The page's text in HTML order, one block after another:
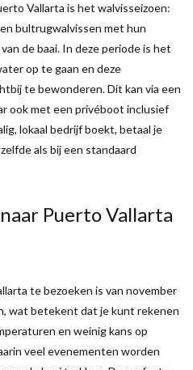
Vallarta is het walvisseizoen:
bultrugwalvissen met hun
de baai. In deze periode is het
op te gaan en deze
te bewonderen. Dit kan via een
ook met een privéboot inclusief
lokaal bedrijf boekt, betaal je
als bij een standaard
Puerto Vallarta
te bezoeken is van november
wat betekent dat je kunt rekenen
en weinig kans op
veel evenementen worden